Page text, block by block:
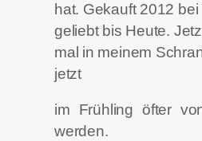
hat. Gekauft 2012
geliebt bis Heute.
mal in meinem
jetzt
im Frühling öfter
werden.